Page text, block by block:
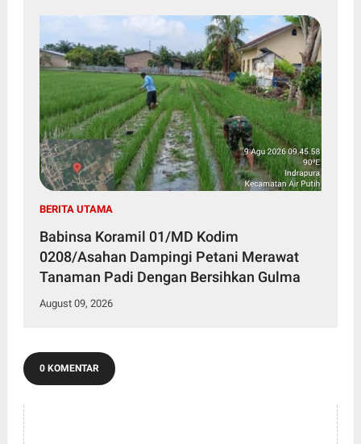
BERITA UTAMA
Babinsa Koramil 01/MD Kodim
0208/Asahan Dampingi Petani Merawat
Tanaman Padi Dengan Bersihkan Gulma
August 09, 2026
0 KOMENTAR